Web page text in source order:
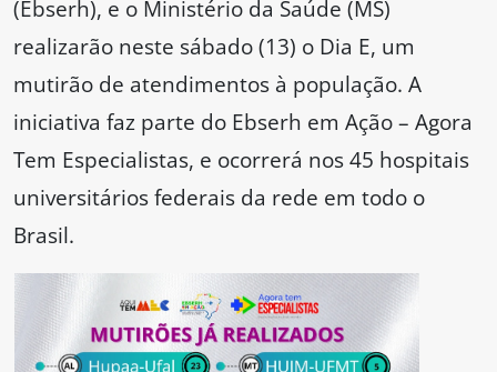
(Ebserh), e o Ministério da Saúde (MS)
realizarão neste sábado (13) o Dia E, um
mutirão de atendimentos à população. A
iniciativa faz parte do Ebserh em Ação – Agora
Tem Especialistas, e ocorrerá nos 45 hospitais
universitários federais da rede em todo o
Brasil.